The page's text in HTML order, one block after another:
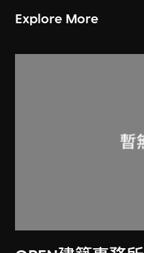
Explore More